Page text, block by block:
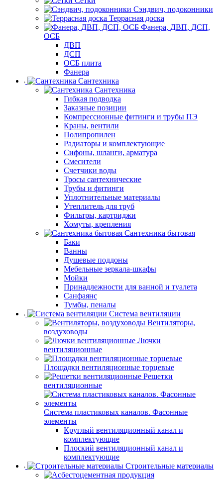
Сэндвич, подоконники
Террасная доска
Фанера, ДВП, ДСП,
ОСБ
ДВП
ДСП
ОСБ плита
Фанера
Сантехника
Сантехника
Гибкая подводка
Заказные позиции
Компрессионные фитинги и трубы ПЭ
Краны, вентили
Полипропилен
Радиаторы и комплектующие
Сифоны, шланги, арматура
Смесители
Счетчики воды
Тросы сантехнические
Трубы и фитинги
Уплотнительные материалы
Утеплитель для труб
Фильтры, картриджи
Хомуты, крепления
Сантехника бытовая
Баки
Ванны
Душевые поддоны
Мебельные зеркала-шкафы
Мойки
Принадлежности для ванной и туалета
Санфаянс
Тумбы, пеналы
Система вентиляции
Вентиляторы,
воздуховоды
Лючки
вентиляционные
Площадки вентиляционные торцевые
Решетки
вентиляционные
Система пластиковых каналов. Фасонные
элементы
Круглый вентиляционный канал и
комплектующие
Плоский вентиляционный канал и
комплектующие
Строительные материалы